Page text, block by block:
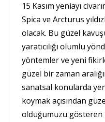
15 Kasım yeniayı
Spica ve Arcturus
olacak. Bu güzel
yaratıcılığı olumlu
yöntemler ve yeni
güzel bir zaman
sanatsal konularda
koymak açısından
olduğumuzu gösteren